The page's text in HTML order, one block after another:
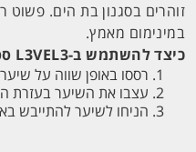
זוהרים בסגנון בת הים. פשוט
במינימום מאמץ.
כיצד להשתמש ב-L3VEL3 ספריי מלח לטקסטורה:
רססו באופן שווה על
עצבו את השיער בעזרת
הניחו לשיער להתייבש